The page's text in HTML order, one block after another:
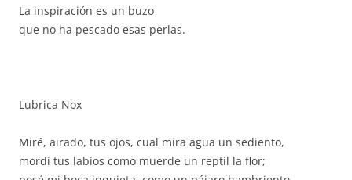
La inspiración es un buzo
que no ha pescado esas perlas.
Lubrica Nox
Miré, airado, tus ojos, cual mira agua un sediento,
mordí tus labios como muerde un reptil la flor;